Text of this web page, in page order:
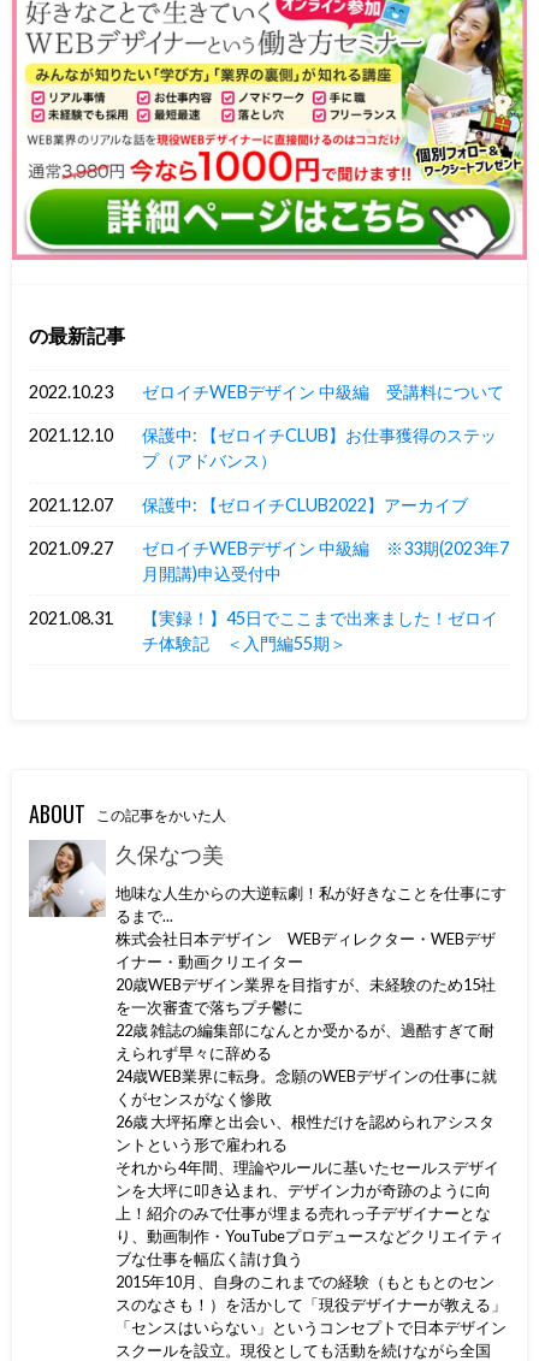
の最新記事
2022.10.23 ゼロイチWEBデザイン 中級編 受講料について
2021.12.10
保護中: 【ゼロイチCLUB】お仕事獲得のステッ
プ（アドバンス）
2021.12.07 保護中: 【ゼロイチCLUB2022】アーカイブ
2021.09.27
ゼロイチWEBデザイン 中級編 ※33期(2023年7
月開講)申込受付中
2021.08.31
【実録！】45日でここまで出来ました！ゼロイ
チ体験記 ＜入門編55期＞
ABOUT この記事をかいた人
久保なつ美
地味な人生からの大逆転劇！私が好きなことを仕事にす
るまで...
株式会社日本デザイン WEBディレクター・WEBデザ
イナー・動画クリエイター
20歳WEBデザイン業界を目指すが、未経験のため15社
を一次審査で落ちプチ鬱に
22歳 雑誌の編集部になんとか受かるが、過酷すぎて耐
えられず早々に辞める
24歳WEB業界に転身。念願のWEBデザインの仕事に就
くがセンスがなく惨敗
26歳 大坪拓摩と出会い、根性だけを認められアシスタ
ントという形で雇われる
それから4年間、理論やルールに基いたセールスデザイ
ンを大坪に叩き込まれ、デザイン力が奇跡のように向
上！紹介のみで仕事が埋まる売れっ子デザイナーとな
り、動画制作・YouTubeプロデュースなどクリエイティ
ブな仕事を幅広く請け負う
2015年10月、自身のこれまでの経験（もともとのセン
スのなさも！）を活かして「現役デザイナーが教える」
「センスはいらない」というコンセプトで日本デザイン
スクールを設立。現役としても活動を続けながら全国